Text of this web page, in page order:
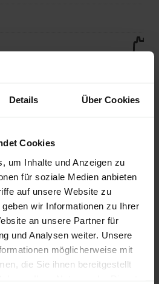
Details Über Cookies
Cookies
um Inhalte und Anzeigen zu
für soziale Medien anbieten
auf unsere Website zu
wir Informationen zu Ihrer
an unsere Partner für
und Analysen weiter. Unsere
möglicherweise mit
die Sie ihnen bereitgestellt
Sackware
Januar
2026
Mai
2026
für Holzpellets in Deutschland
auf unsererPelletspreise-Seite